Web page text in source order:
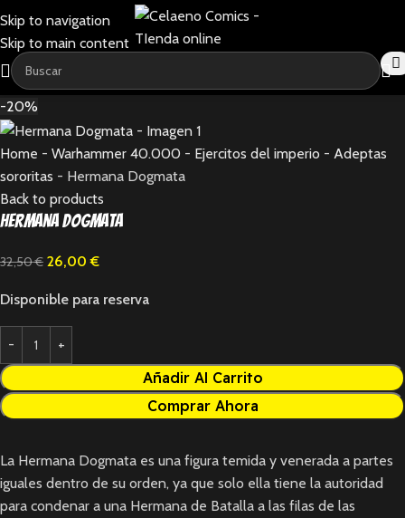
Skip to navigation
Skip to main content
-20%
Home - Warhammer 40.000 - Ejercitos del imperio - Adeptas
sororitas - Hermana Dogmata
Back to products
Hermana Dogmata
32,50€ 26,00€
Disponible para reserva
Añadir Al Carrito
Comprar Ahora
La Hermana Dogmata es una figura temida y venerada a partes
iguales dentro de su orden, ya que solo ella tiene la autoridad
para condenar a una Hermana de Batalla a las filas de las